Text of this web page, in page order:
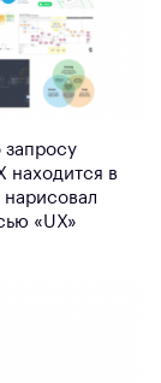
находится в
«UX»